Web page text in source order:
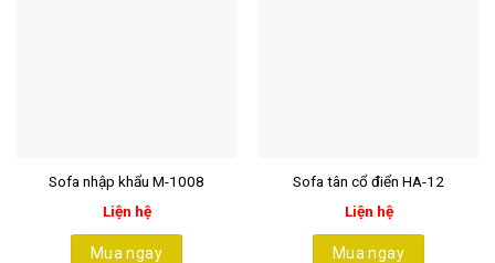
Sofa nhập khẩu M-1008
Liện hệ
Mua ngay
Sofa tân cổ điển HA-12
Liện hệ
Mua ngay